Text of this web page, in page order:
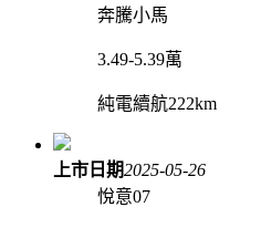
奔騰小馬
3.49-5.39萬
純電續航222km
上市日期2025-05-26
悅意07